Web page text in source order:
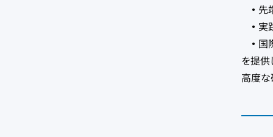
・ 先
・ 実
・ 国
を提供
高度な